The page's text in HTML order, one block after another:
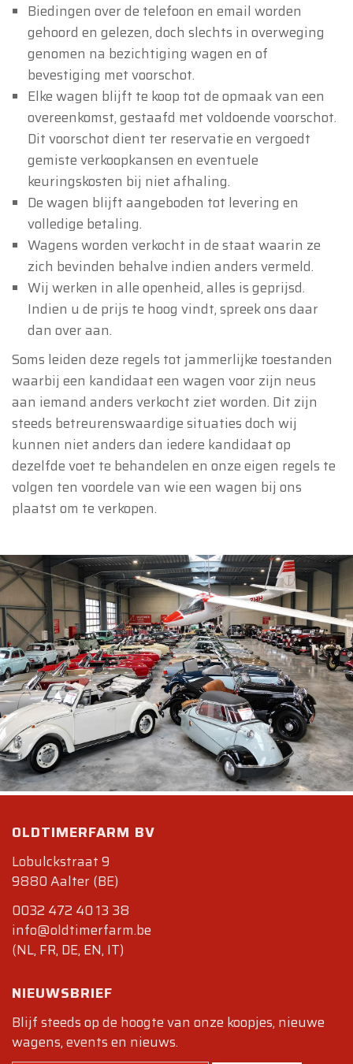
Biedingen over de telefoon en email worden
gehoord en gelezen, doch slechts in overweging
genomen na bezichtiging wagen en of
bevestiging met voorschot.
Elke wagen blijft te koop tot de opmaak van een
overeenkomst, gestaafd met voldoende voorschot.
Dit voorschot dient ter reservatie en vergoedt
gemiste verkoopkansen en eventuele
keuringskosten bij niet afhaling.
De wagen blijft aangeboden tot levering en
volledige betaling.
Wagens worden verkocht in de staat waarin ze
zich bevinden behalve indien anders vermeld.
Wij werken in alle openheid, alles is geprijsd.
Indien u de prijs te hoog vindt, spreek ons daar
dan over aan.
Soms leiden deze regels tot jammerlijke toestanden
waarbij een kandidaat een wagen voor zijn neus
aan iemand anders verkocht ziet worden. Dit zijn
steeds betreurenswaardige situaties doch wij
kunnen niet anders dan iedere kandidaat op
dezelfde voet te behandelen en onze eigen regels te
volgen ten voordele van wie een wagen bij ons
plaatst om te verkopen.
OLDTIMERFARM BV
Lobulckstraat 9
9880 Aalter (BE)
0032 472 40 13 38
info@oldtimerfarm.be
(NL, FR, DE, EN, IT)
NIEUWSBRIEF
Blijf steeds op de hoogte van onze koopjes, nieuwe
wagens, events en nieuws.
Oldtimerfarm
Beste klanten,
Oldtimerfarm zalgesloten zijn op zaterdag 15
augustus(O.L.V. Hemelvaart).
Onze showroom isgewoon geopend van
maandag 10 augustus tot en met vrijdag 14
augustusvolgens de normale openingsuren.
Maandag 17 augustuszijn wij enkel open op
afspraak.
Bedankt voor uw begrip en graag tot binnenkort!